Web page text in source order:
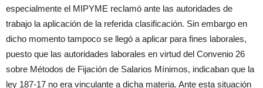
especialmente el MIPYME reclamó ante las autoridades de
trabajo la aplicación de la referida clasificación. Sin embargo en
dicho momento tampoco se llegó a aplicar para fines laborales,
puesto que las autoridades laborales en virtud del Convenio 26
sobre Métodos de Fijación de Salarios Mínimos, indicaban que la
ley 187-17 no era vinculante a dicha materia. Ante esta situación